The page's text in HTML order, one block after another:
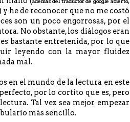
y he de reconocer que no me costó
son un poco engorrosas, por el
No obstante, los diálogos eran
bastante entretenida, por lo que
leyendo con la mayor fluidez
mal.
en el mundo de la lectura en este
por lo cortito que es, pero
Tal vez sea mejor empezar
más sencillo.